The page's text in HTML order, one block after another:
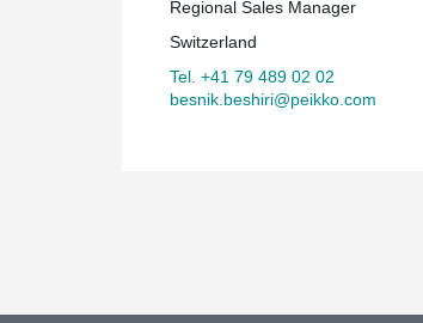
Regional Sales Manager
Switzerland
Tel. +41 79 489 02 02
besnik.beshiri@peikko.com